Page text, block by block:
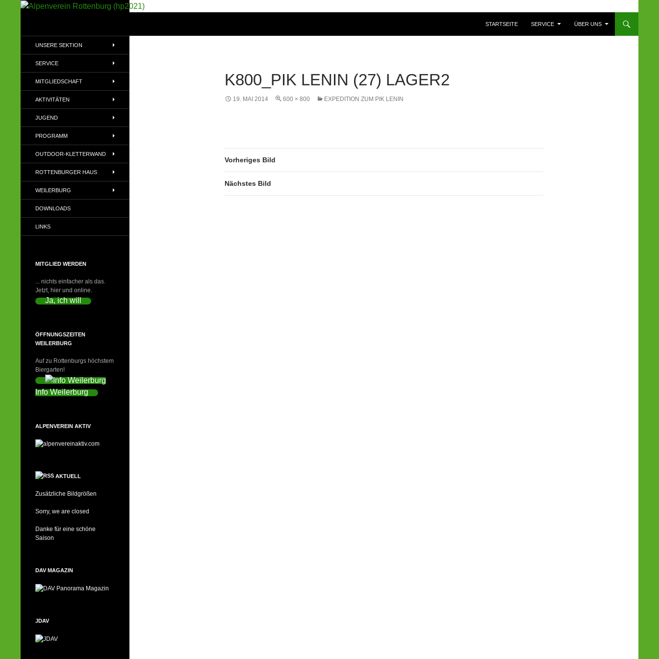
STARTSEITE
SERVICE ÜBER UNS
K800_PIK LENIN (27) LAGER2
19. MAI 2014 600 × 800 EXPEDITION ZUM PIK LENIN
Vorheriges Bild
Nächstes Bild
(DAV)
UNSERE SEKTION
SERVICE
MITGLIEDSCHAFT
AKTIVITÄTEN
JUGEND
PROGRAMM
OUTDOOR-KLETTERWAND
ROTTENBURGER HAUS
WEILERBURG
DOWNLOADS
LINKS
MITGLIED WERDEN
... nichts einfacher als das.
Jetzt, hier und online.
Ja, ich will
ÖFFNUNGSZEITEN
WEILERBURG
Auf zu Rottenburgs höchstem
Biergarten!
Info Weilerburg
ALPENVEREIN AKTIV
AKTUELL
Zusätzliche Bildgrößen
Sorry, we are closed
Danke für eine schöne
Saison
DAV MAGAZIN
JDAV